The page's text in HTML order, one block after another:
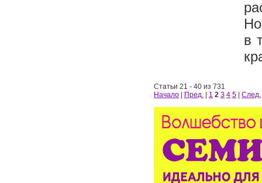
в
Статьи 21 - 40 из 731
Начало
Пред. 1 2 3 4 5 След.